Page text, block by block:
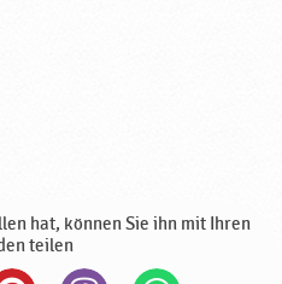
hat, können Sie ihn mit Ihren
teilen